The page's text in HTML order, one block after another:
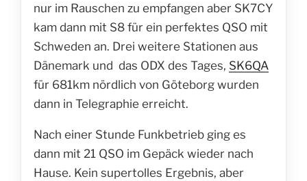
nur im Rauschen zu empfangen aber SK7CY
kam dann mit S8 für ein perfektes QSO mit
Schweden an. Drei weitere Stationen aus
Dänemark und das ODX des Tages, SK6QA
für 681km nördlich von Göteborg wurden
dann in Telegraphie erreicht.
Nach einer Stunde Funkbetrieb ging es
dann mit 21 QSO im Gepäck wieder nach
Hause. Kein supertolles Ergebnis, aber